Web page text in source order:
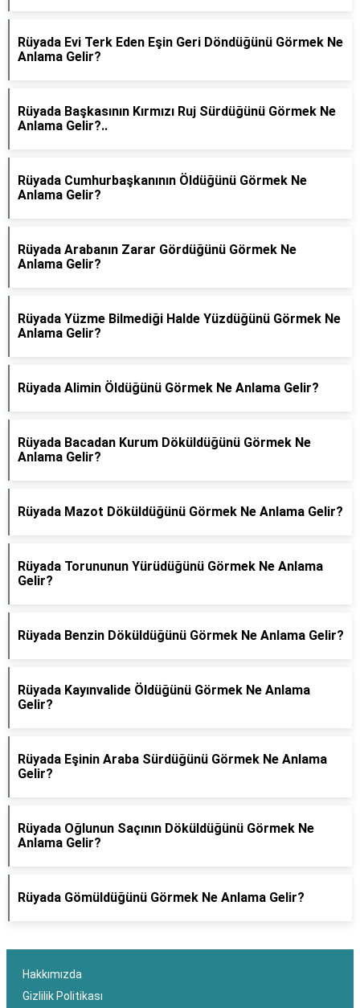
Rüyada Evi Terk Eden Eşin Geri Döndüğünü Görmek Ne
Anlama Gelir?
Rüyada Başkasının Kırmızı Ruj Sürdüğünü Görmek Ne
Anlama Gelir?..
Rüyada Cumhurbaşkanının Öldüğünü Görmek Ne
Anlama Gelir?
Rüyada Arabanın Zarar Gördüğünü Görmek Ne
Anlama Gelir?
Rüyada Yüzme Bilmediği Halde Yüzdüğünü Görmek Ne
Anlama Gelir?
Rüyada Alimin Öldüğünü Görmek Ne Anlama Gelir?
Rüyada Bacadan Kurum Döküldüğünü Görmek Ne
Anlama Gelir?
Rüyada Mazot Döküldüğünü Görmek Ne Anlama Gelir?
Rüyada Torununun Yürüdüğünü Görmek Ne Anlama
Gelir?
Rüyada Benzin Döküldüğünü Görmek Ne Anlama Gelir?
Rüyada Kayınvalide Öldüğünü Görmek Ne Anlama
Gelir?
Rüyada Eşinin Araba Sürdüğünü Görmek Ne Anlama
Gelir?
Rüyada Oğlunun Saçının Döküldüğünü Görmek Ne
Anlama Gelir?
Rüyada Gömüldüğünü Görmek Ne Anlama Gelir?
Hakkımızda
Gizlilik Politikası